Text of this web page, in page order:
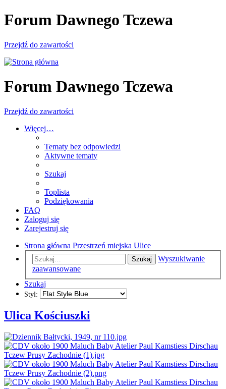
Forum Dawnego Tczewa
Przejdź do zawartości
Forum Dawnego Tczewa
Przejdź do zawartości
Więcej…
Tematy bez odpowiedzi
Aktywne tematy
Szukaj
Toplista
Podziękowania
FAQ
Zaloguj się
Zarejestruj się
Strona główna Przestrzeń miejska Ulice
Szukaj
Wyszukiwanie
zaawansowane
Szukaj
Styl:
Ulica Kościuszki